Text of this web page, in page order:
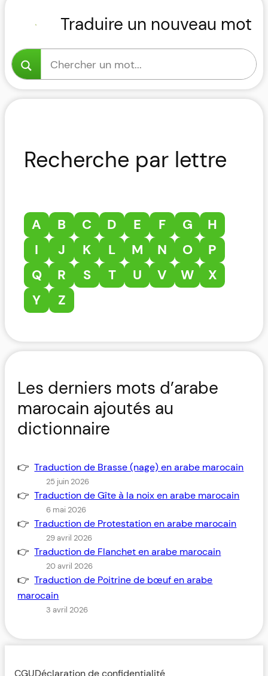
Traduire un nouveau mot
Recherche par lettre
A B C D E F G
H
I
J K L M N O
P
Q
R S T U V W
X
Y
Z
Les derniers mots d’arabe
marocain ajoutés au
dictionnaire
Traduction de Brasse (nage) en arabe marocain
25 juin 2026
Traduction de Gîte à la noix en arabe marocain
6 mai 2026
Traduction de Protestation en arabe marocain
29 avril 2026
Traduction de Flanchet en arabe marocain
20 avril 2026
Traduction de Poitrine de bœuf en arabe
marocain
3 avril 2026